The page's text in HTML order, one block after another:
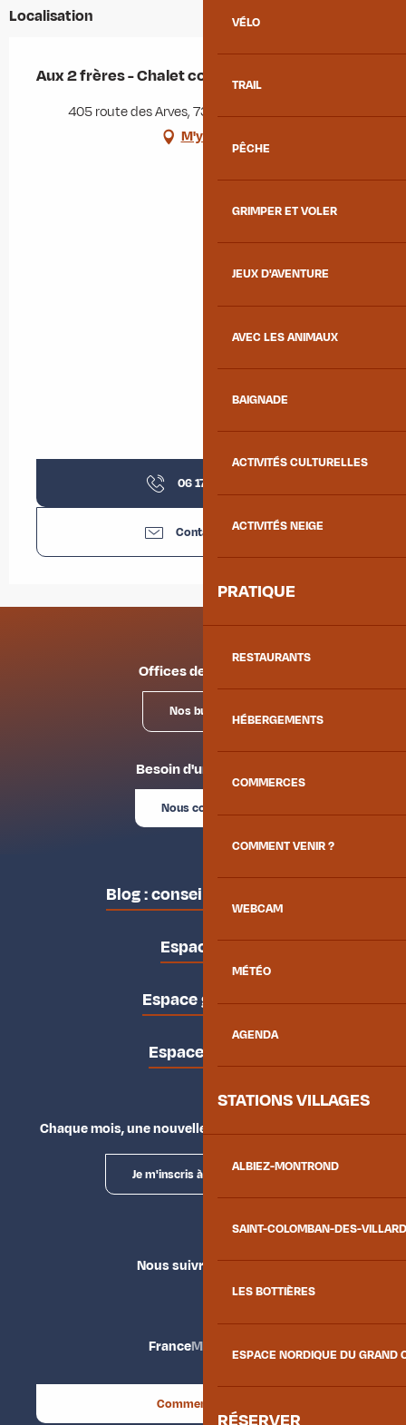
VÉLO
TRAIL
PÊCHE
GRIMPER ET VOLER
JEUX D'AVENTURE
AVEC LES ANIMAUX
BAIGNADE
ACTIVITÉS CULTURELLES
ACTIVITÉS NEIGE
PRATIQUE
RESTAURANTS
HÉBERGEMENTS
COMMERCES
COMMENT VENIR ?
WEBCAM
MÉTÉO
AGENDA
STATIONS VILLAGES
ALBIEZ-MONTROND
SAINT-COLOMBAN-DES-
LES BOTTIÈRES
ESPACE NORDIQUE DU GRAND
Localisation
Aux 2 frères - Chalet cocoon
405 route des Arves, 73300 Albiez-Montrond
M'y rendre
06 17 14 88
Contactez-nous
Offices de tourisme
Nos bureaux
Besoin d'un conseil ?
Nous contacter
Blog : conseils des locaux
Espace pro
Espace groupes
Espace presse
Chaque mois, une nouvelle façon d'explorer la vallée.
Je m'inscris à la newsletter
Nous suivre
FranceMaurienne
Comment venir ?